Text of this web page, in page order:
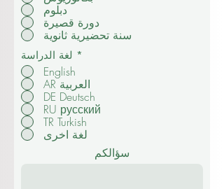
دبلوم
دورة قصيرة
سنة تحضيرية ثانوية
لغة الدراسة *
English
AR العربية
DE Deutsch
RU русский
TR Turkish
لغة اخرى
سؤالكم